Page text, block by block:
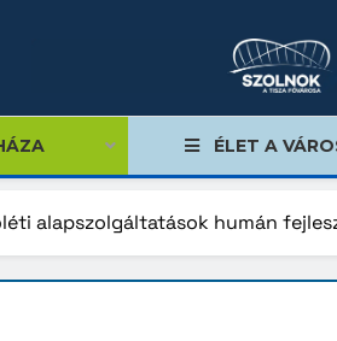
ÉLET A
alapszolgáltatások humán